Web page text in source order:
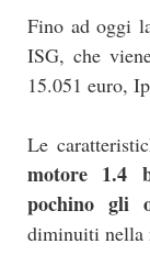
Fino ad oggi
ISG, che
15.051 euro,
Le
motore 1.4
pochino gli
diminuiti nella